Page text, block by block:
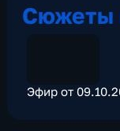
Сюжеты
Эфир от